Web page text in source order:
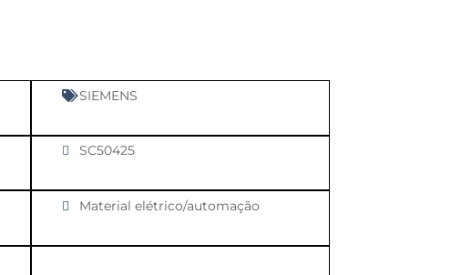
SIEMENS
SC50425
Material elétrico/automação